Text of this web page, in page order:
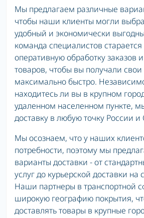
Мы предлагаем различные
чтобы наши клиенты могли
удобный и экономически
команда специалистов
оперативную обработку заказов
товаров, чтобы вы получали свои
максимально быстро.
находитесь ли вы в крупном
удаленном населенном пункте,
доставку в любую точку России и
Мы осознаем, что у наших
потребности, поэтому мы
варианты доставки - от
услуг до курьерской доставки
Наши партнеры в транспортной
широкую географию покрытия,
доставлять товары в крупные